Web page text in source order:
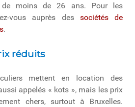
moins de 26 ans. Pour les
vous auprès des sociétés de
.
réduits
mettent en location des
appelés « kots », mais les prix
chers, surtout à Bruxelles.